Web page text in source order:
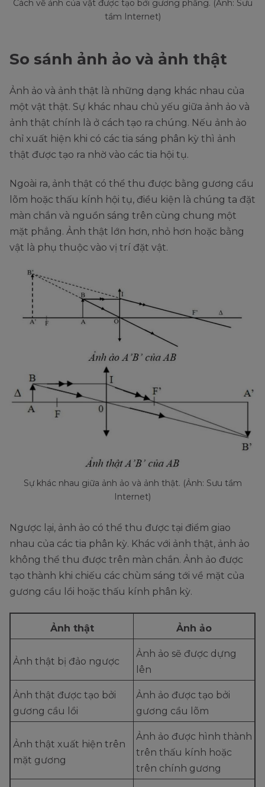
Cách vẽ ảnh của vật được tạo bởi gương phẳng. (Ảnh: Sưu
tầm Internet)
So sánh ảnh ảo và ảnh thật
Ảnh ảo và ảnh thật là những dạng khác nhau của
một vật thật. Sự khác nhau chủ yếu giữa ảnh ảo và
ảnh thật chính là ở cách tạo ra chúng. Nếu ảnh ảo
chỉ xuất hiện khi có các tia sáng phân kỳ thì ảnh
thật được tạo ra nhờ vào các tia hội tụ.
Ngoài ra, ảnh thật có thể thu được bằng gương cầu
lõm hoặc thấu kính hội tụ, điều kiện là chúng ta đặt
màn chắn và nguồn sáng trên cùng chung một
mặt phẳng. Ảnh thật lớn hơn, nhỏ hơn hoặc bằng
vật là phụ thuộc vào vị trí đặt vật.
Sự khác nhau giữa ảnh ảo và ảnh thật. (Ảnh: Sưu tầm
Internet)
Ngược lại, ảnh ảo có thể thu được tại điểm giao
nhau của các tia phân kỳ. Khác với ảnh thật, ảnh ảo
không thể thu được trên màn chắn. Ảnh ảo được
tạo thành khi chiếu các chùm sáng tới về mặt của
gương cầu lồi hoặc thấu kính phân kỳ.
Ảnh thật Ảnh ảo
Ảnh thật bị đảo ngược
Ảnh ảo sẽ được dựng
lên
Ảnh thật được tạo bởi
gương cầu lồi
Ảnh ảo được tạo bởi
gương cầu lõm
Ảnh thật xuất hiện trên
mặt gương
Ảnh ảo được hình thành
trên thấu kính hoặc
trên chính gương